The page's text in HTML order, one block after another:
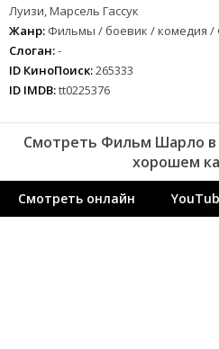
Луизи, Марсель Гассук
Жанр: Фильмы / боевик / комедия /
Слоган:-
ID КиноПоиск:265333
ID IMDB:tt0225376
Смотреть Фильм Шарло в
хорошем
Смотреть онлайн